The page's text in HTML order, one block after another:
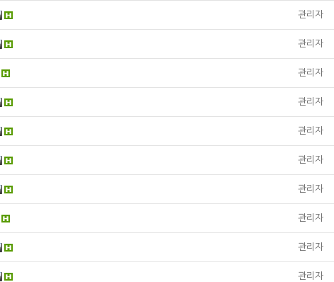
관리자
관리자
관리자
관리자
관리자
관리자
관리자
관리자
관리자
관리자